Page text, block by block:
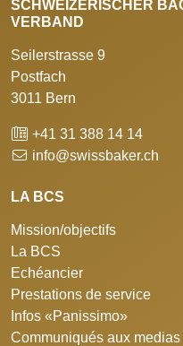
SCHWEIZERISCHER
VERBAND
Seilerstrasse 9
Postfach
3011 Bern
+41 31 388 14 14
info@swissbaker.ch
LA BCS
Mission/objectifs
La BCS
Echéancier
Prestations de service
Infos «Panissimo»
Communiqués aux medias